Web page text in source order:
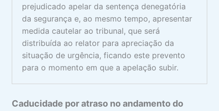
prejudicado apelar da sentença denegatória
da segurança e, ao mesmo tempo, apresentar
medida cautelar ao tribunal, que será
distribuída ao relator para apreciação da
situação de urgência, ficando este prevento
para o momento em que a apelação subir.
Caducidade por atraso no andamento do